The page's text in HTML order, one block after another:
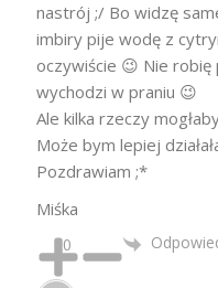
nastrój ;/ Bo widzę
imbiry pije wodę z
oczywiście 😉 Nie
wychodzi w praniu 😉
Ale kilka rzeczy
Może bym lepiej
Pozdrawiam ;*
Miśka
0